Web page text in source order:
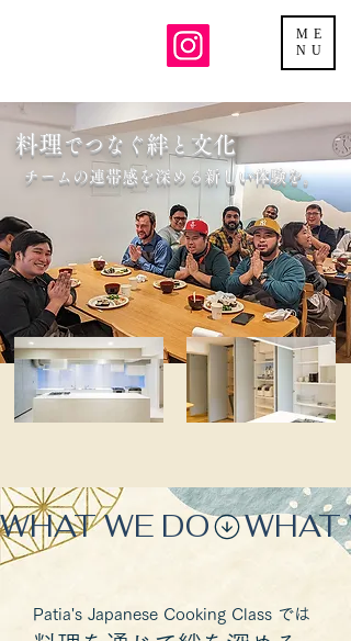
ME
NU
料理 でつなぐ 絆 と 文化
​チームの連帯感を深める新しい体験を。
WHAT WE DO
Patia's Japanese Cooking Class では